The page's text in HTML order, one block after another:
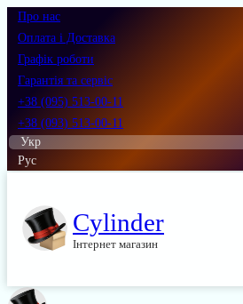
Про нас
Оплата і Доставка
Графік роботи
Гарантія та сервіс
+38 (095) 513-00-11
+38 (093) 513-00-11
Укр
Рус
Cylinder
Інтернет магазин